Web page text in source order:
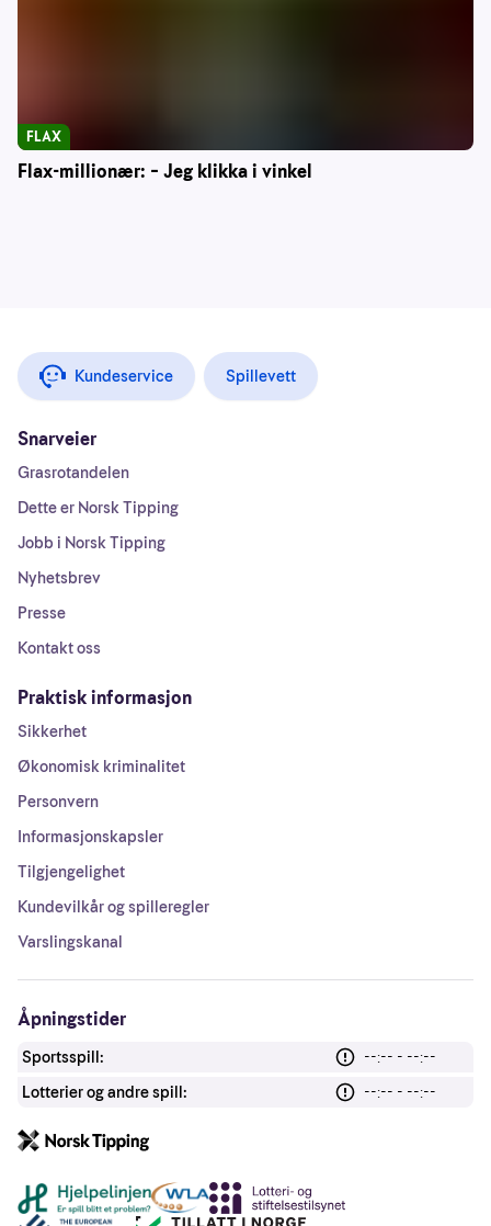
Flax-millionær: – Jeg klikka i vinkel
FLAX
Kundeservice Spillevett
Snarveier
Grasrotandelen
Dette er Norsk Tipping
Jobb i Norsk Tipping
Nyhetsbrev
Presse
Kontakt oss
Praktisk informasjon
Sikkerhet
Økonomisk kriminalitet
Personvern
Informasjonskapsler
Tilgjengelighet
Kundevilkår og spilleregler
Varslingskanal
Åpningstider
Sportsspill:
--:-- - --:--
Lotterier og andre spill:
--:-- - --:--
Andre lenker